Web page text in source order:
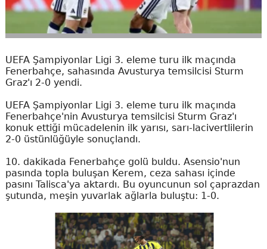
UEFA Şampiyonlar Ligi 3. eleme turu ilk maçında
Fenerbahçe, sahasında Avusturya temsilcisi Sturm
Graz'ı 2-0 yendi.
UEFA Şampiyonlar Ligi 3. eleme turu ilk maçında
Fenerbahçe'nin Avusturya temsilcisi Sturm Graz'ı
konuk ettiği mücadelenin ilk yarısı, sarı-lacivertlilerin
2-0 üstünlüğüyle sonuçlandı.
10. dakikada Fenerbahçe golü buldu. Asensio'nun
pasında topla buluşan Kerem, ceza sahası içinde
pasını Talisca'ya aktardı. Bu oyuncunun sol çaprazdan
şutunda, meşin yuvarlak ağlarla buluştu: 1-0.